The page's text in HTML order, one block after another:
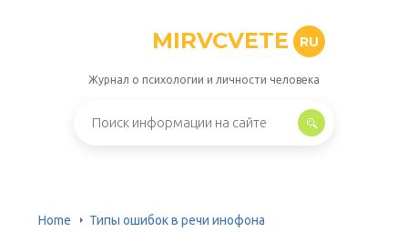
MIRVCVETE RU
Журнал о психологии и личности человека
Home Типы ошибок в речи инофона